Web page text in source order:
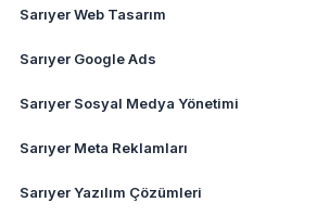
Sarıyer Web Tasarım
Sarıyer Google Ads
Sarıyer Sosyal Medya Yönetimi
Sarıyer Meta Reklamları
Sarıyer Yazılım Çözümleri